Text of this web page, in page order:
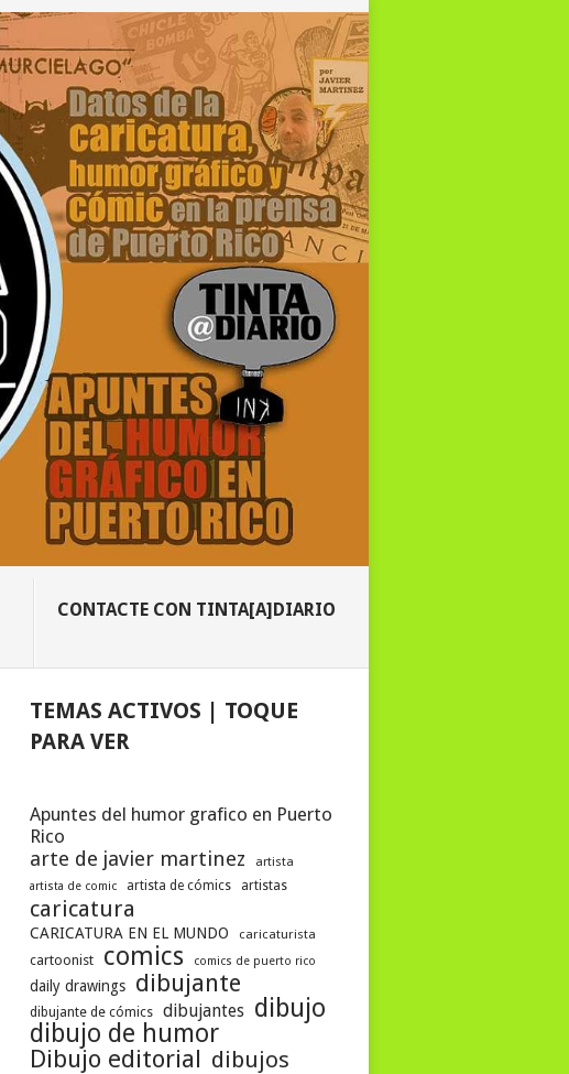
CONTACTE CON TINTA[A]DIARIO
TEMAS ACTIVOS | TOQUE
PARA VER
Apuntes del humor grafico en Puerto
Rico
arte de javier martinez
artista
artista de comic
artista de cómics artistas
caricatura
CARICATURA EN EL MUNDO caricaturista
cartoonist comics comics de puerto rico
daily drawings dibujante
dibujante de cómics dibujantes dibujo
dibujo de humor
Dibujo editorial dibujos